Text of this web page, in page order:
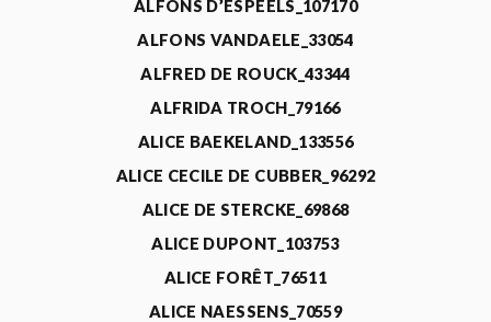
ALFONS D’ESPEELS_107170
ALFONS VANDAELE_33054
ALFRED DE ROUCK_43344
ALFRIDA TROCH_79166
ALICE BAEKELAND_133556
ALICE CECILE DE CUBBER_96292
ALICE DE STERCKE_69868
ALICE DUPONT_103753
ALICE FORÊT_76511
ALICE NAESSENS_70559